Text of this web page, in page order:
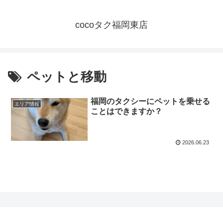
cocoタク福岡東店
ペットと移動
エリア情報
福岡のタクシーにペットを乗せる
ことはできますか？
2026.06.23